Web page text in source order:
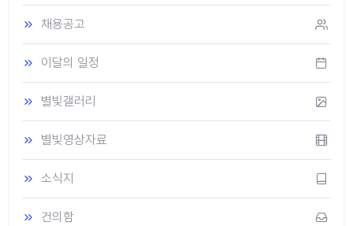
채용공고
이달의 일정
별빛갤러리
별빛영상자료
소식지
건의함